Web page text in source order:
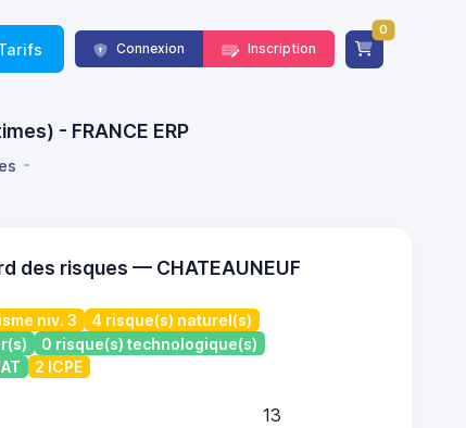
Connexion Inscription
0
- FRANCE ERP
des risques — CHATEAUNEUF
niv. 3
4 risque(s) naturel(s)
0 risque(s) technologique(s)
2 ICPE
13